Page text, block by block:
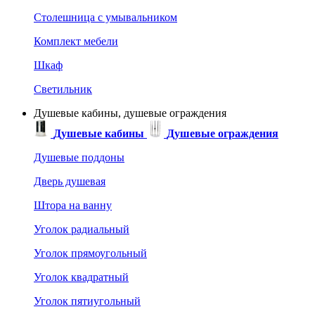
Столешница с умывальником
Комплект мебели
Шкаф
Светильник
Душевые кабины, душевые ограждения
Душевые кабины
Душевые ограждения
Душевые поддоны
Дверь душевая
Штора на ванну
Уголок радиальный
Уголок прямоугольный
Уголок квадратный
Уголок пятиугольный